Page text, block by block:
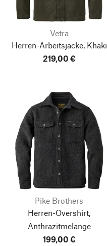
Vetra
Herren-Arbeitsjacke, Khaki
219,00 €
Pike Brothers
Herren-Overshirt,
Anthrazitmelange
199,00 €